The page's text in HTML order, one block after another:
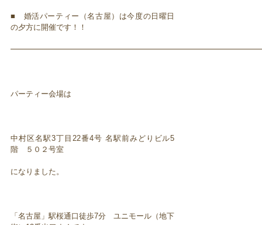
■ 婚活パーティー（名古屋）は今度の日曜日
の夕方に開催です！！
パーティー会場は
中村区名駅3丁目22番4号 名駅前みどりビル5
階 ５０２号室
になりました。
「名古屋」駅桜通口徒歩7分 ユニモール（地下